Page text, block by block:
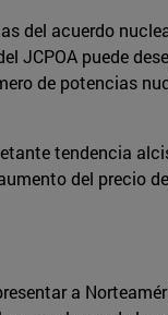
del acuerdo
puede
de potencias
tendencia
del precio
a